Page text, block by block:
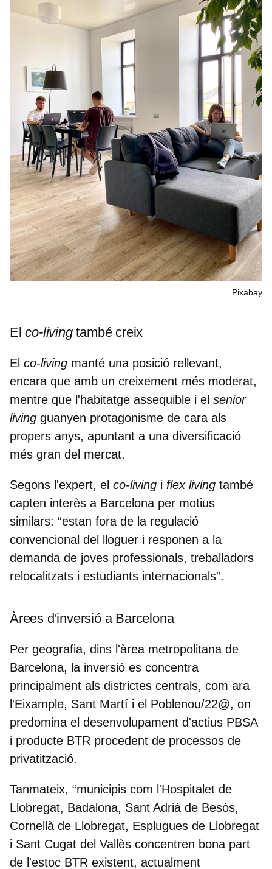
Pixabay
Elco-livingtambé creix
El co-living manté una posició rellevant,
encara que amb un creixement més moderat,
mentre que l'habitatge assequible i el senior
living guanyen protagonisme de cara als
propers anys, apuntant a una diversificació
més gran del mercat.
Segons l'expert, el co-living i flex living també
capten interès a Barcelona per motius
similars: “estan fora de la regulació
convencional del lloguer i responen a la
demanda de joves professionals, treballadors
relocalitzats i estudiants internacionals”.
Àrees d'inversió a Barcelona
Per geografia, dins l'àrea metropolitana de
Barcelona, la inversió es concentra
principalment als districtes centrals, com ara
l'Eixample, Sant Martí i el Poblenou/22@, on
predomina el desenvolupament d'actius PBSA
i producte BTR procedent de processos de
privatització.
Tanmateix, “municipis com l'Hospitalet de
Llobregat, Badalona, Sant Adrià de Besòs,
Cornellà de Llobregat, Esplugues de Llobregat
i Sant Cugat del Vallès concentren bona part
de l'estoc BTR existent, actualment